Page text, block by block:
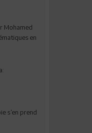
Mohamed
en
s’en prend